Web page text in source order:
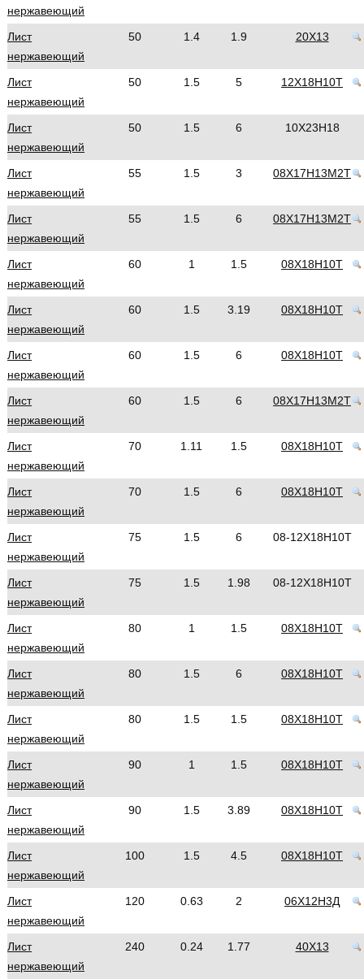
нержавеющий
Лист
нержавеющий
50 1.4 1.9 20Х13
Лист
нержавеющий
50 1.5 5 12Х18Н10Т
Лист
нержавеющий
50 1.5 6 10Х23Н18
Лист
нержавеющий
55 1.5 3 08Х17Н13М2Т
Лист
нержавеющий
55 1.5 6 08Х17Н13М2Т
Лист
нержавеющий
60 1 1.5 08Х18Н10Т
Лист
нержавеющий
60 1.5 3.19 08Х18Н10Т
Лист
нержавеющий
60 1.5 6 08Х18Н10Т
Лист
нержавеющий
60 1.5 6 08Х17Н13М2Т
Лист
нержавеющий
70 1.11 1.5 08Х18Н10Т
Лист
нержавеющий
70 1.5 6 08Х18Н10Т
Лист
нержавеющий
75 1.5 6 08-12Х18Н10Т
Лист
нержавеющий
75 1.5 1.98 08-12Х18Н10Т
Лист
нержавеющий
80 1 1.5 08Х18Н10Т
Лист
нержавеющий
80 1.5 6 08Х18Н10Т
Лист
нержавеющий
80 1.5 1.5 08Х18Н10Т
Лист
нержавеющий
90 1 1.5 08Х18Н10Т
Лист
нержавеющий
90 1.5 3.89 08Х18Н10Т
Лист
нержавеющий
100 1.5 4.5 08Х18Н10Т
Лист
нержавеющий
120 0.63 2 06Х12Н3Д
Лист
нержавеющий
240 0.24 1.77 40Х13